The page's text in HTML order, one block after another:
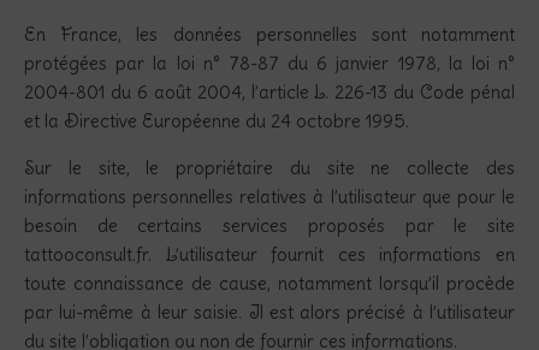
En France, les données personnelles sont notamment
protégées par la loi n° 78-87 du 6 janvier 1978, la loi n°
2004-801 du 6 août 2004, l’article L. 226-13 du Code pénal
et la Directive Européenne du 24 octobre 1995.
Sur le site, le propriétaire du site ne collecte des
informations personnelles relatives à l’utilisateur que pour le
besoin de certains services proposés par le site
tattooconsult.fr. L’utilisateur fournit ces informations en
toute connaissance de cause, notamment lorsqu’il procède
par lui-même à leur saisie. Il est alors précisé à l’utilisateur
du site l’obligation ou non de fournir ces informations.